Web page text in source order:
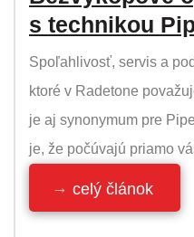
s technikou
Spoľahlivosť, servis a
ktoré v Radetone
je aj synonymum pre
je, že počúvajú priamo
celý článok